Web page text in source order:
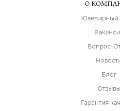
О
Ювелирный
Вопрос-
Блог
Отзывы
Гарантия